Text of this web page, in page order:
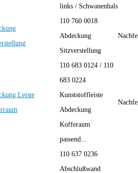
links / Schwanenhals
110 760 0018
Abdeckung
Sitzverstellung
Leiste
110 683 0124 / 110
683 0224
Kunststoffleiste
Abdeckung
Kofferaum
passend...
110 637 0236
Abschlußwand